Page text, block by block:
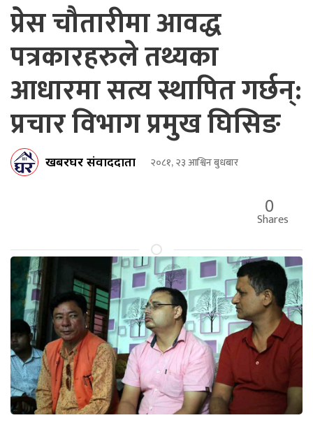
प्रेस चौतारीमा आवद्ध
पत्रकारहरुले तथ्यका
आधारमा सत्य स्थापित गर्छन्:
प्रचार विभाग प्रमुख घिसिङ
खबरघर संवाददाता २०८१, २३ आश्विन बुधबार
0
Shares